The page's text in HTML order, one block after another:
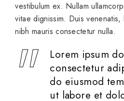
vestibulum ex. Nullam
vitae dignissim. Duis
nibh mauris consectetur nulla.
Lorem ipsum
consectetur
do eiusmod
ut labore et